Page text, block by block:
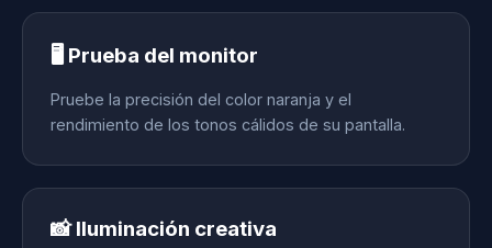
🖥️ Prueba del monitor
Pruebe la precisión del color naranja y el
rendimiento de los tonos cálidos de su pantalla.
📸 Iluminación creativa